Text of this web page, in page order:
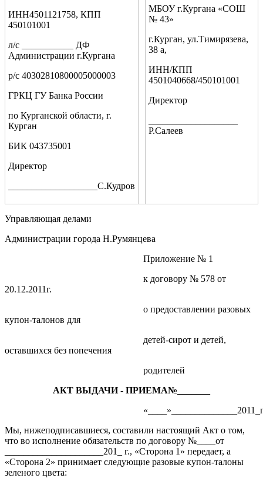
ИНН4501121758, КПП
450101001
л/с ___________ ДФ
Администрации г.Кургана
р/с 40302810800005000003
ГРКЦ ГУ Банка России
по Курганской области, г.
Курган
БИК 043735001
Директор
___________________С.Кудров
МБОУ г.Кургана «СОШ
№ 43»
г.Курган, ул.Тимирязева,
38 а,
ИНН/КПП
4501040668/450101001
Директор
Р.Салеев
Управляющая делами
Администрации города Н.Румянцева
Приложение № 1
к договору № 578 от
20.12.2011г.
о предоставлении разовых
купон-талонов для
детей-сирот и детей,
оставшихся без попечения
родителей
АКТ ВЫДАЧИ - ПРИЕМА№_______
Мы, нижеподписавшиеся, составили настоящий Акт о том,
что во исполнение обязательств по договору №____от
_____________________201_ г., «Сторона 1» передает, а
«Сторона 2» принимает следующие разовые купон-талоны
зеленого цвета: